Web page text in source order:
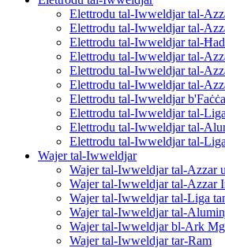
Elettrodu tal-Iwweldjar tal-
Elettrodu tal-Iwweldjar tal-
Elettrodu tal-Iwweldjar tal-
Elettrodu tal-Iwweldjar tal-
Elettrodu tal-Iwweldjar tal-
Elettrodu tal-Iwweldjar tal-
Elettrodu tal-Iwweldjar
Elettrodu tal-Iwweldjar tal-
Elettrodu tal-Iwweldjar tal-
Elettrodu tal-Iwweldjar tal-
Wajer tal-Iwweldjar
Wajer tal-Iwweldjar tal-Azzar
Wajer tal-Iwweldjar tal-Azzar
Wajer tal-Iwweldjar tal-Liga
Wajer tal-Iwweldjar tal-
Wajer tal-Iwweldjar bl-Ark
Wajer tal-Iwweldjar tar-Ram